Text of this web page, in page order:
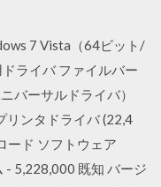
7 Vista（64ビット/
ライバ ファイルバー
バーサルドライバ）
リンタドライバ (22,4
ード ソフトウェア
- 5,228,000 既知 バージ